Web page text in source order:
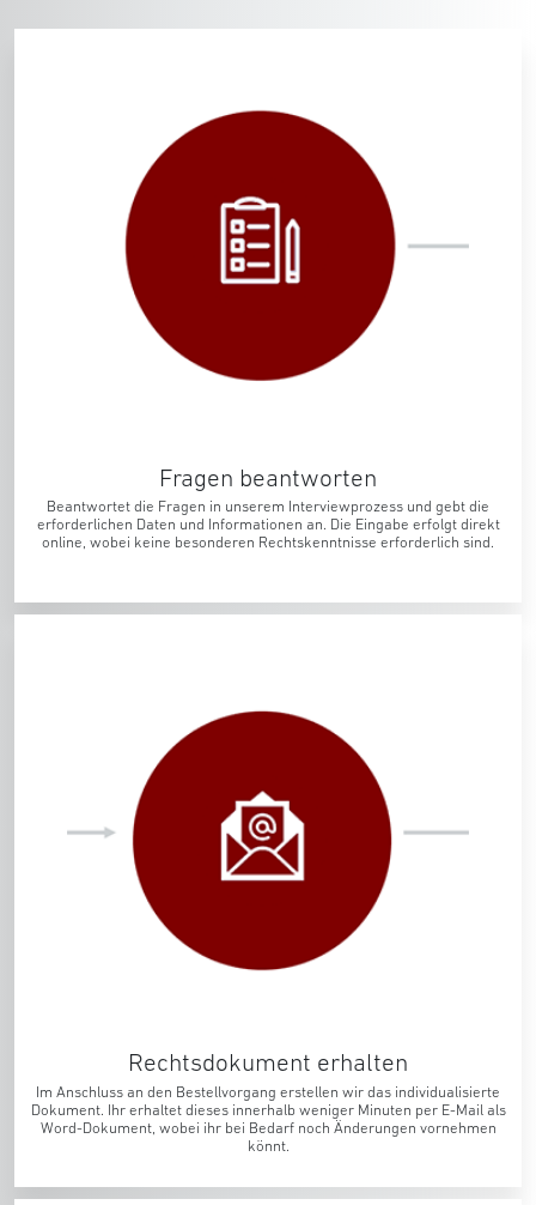
Fragen beantworten
Beantwortet die Fragen in unserem Interviewprozess und gebt die
erforderlichen Daten und Informationen an. Die Eingabe erfolgt direkt
online, wobei keine besonderen Rechtskenntnisse erforderlich sind.
Rechtsdokument erhalten
Im Anschluss an den Bestellvorgang erstellen wir das individualisierte
Dokument. Ihr erhaltet dieses innerhalb weniger Minuten per E-Mail als
Word-Dokument, wobei ihr bei Bedarf noch Änderungen vornehmen
könnt.